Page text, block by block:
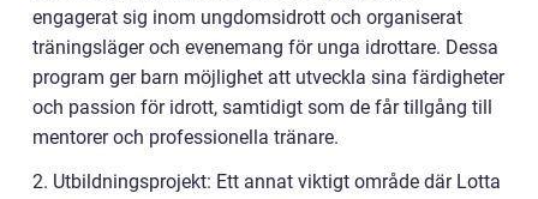
engagerat sig inom ungdomsidrott och organiserat
träningsläger och evenemang för unga idrottare. Dessa
program ger barn möjlighet att utveckla sina färdigheter
och passion för idrott, samtidigt som de får tillgång till
mentorer och professionella tränare.
2. Utbildningsprojekt: Ett annat viktigt område där Lotta